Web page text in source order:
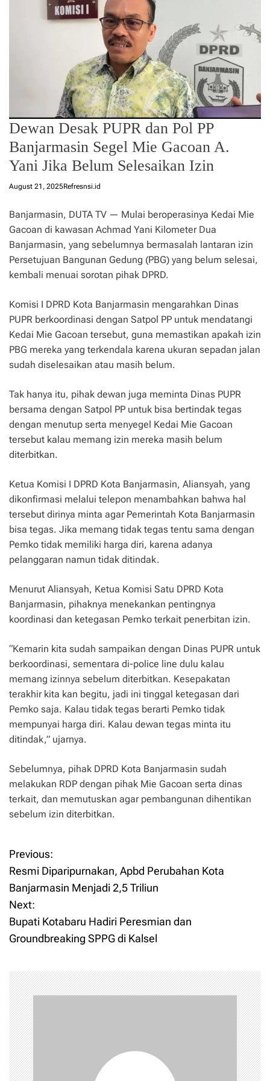
Dewan Desak PUPR dan Pol PP
Banjarmasin Segel Mie Gacoan A.
Yani Jika Belum Selesaikan Izin
August 21, 2025Refresnsi.id
Banjarmasin, DUTA TV — Mulai beroperasinya Kedai Mie
Gacoan di kawasan Achmad Yani Kilometer Dua
Banjarmasin, yang sebelumnya bermasalah lantaran izin
Persetujuan Bangunan Gedung (PBG) yang belum selesai,
kembali menuai sorotan pihak DPRD.
Komisi I DPRD Kota Banjarmasin mengarahkan Dinas
PUPR berkoordinasi dengan Satpol PP untuk mendatangi
Kedai Mie Gacoan tersebut, guna memastikan apakah izin
PBG mereka yang terkendala karena ukuran sepadan jalan
sudah diselesaikan atau masih belum.
Tak hanya itu, pihak dewan juga meminta Dinas PUPR
bersama dengan Satpol PP untuk bisa bertindak tegas
dengan menutup serta menyegel Kedai Mie Gacoan
tersebut kalau memang izin mereka masih belum
diterbitkan.
Ketua Komisi I DPRD Kota Banjarmasin, Aliansyah, yang
dikonfirmasi melalui telepon menambahkan bahwa hal
tersebut dirinya minta agar Pemerintah Kota Banjarmasin
bisa tegas. Jika memang tidak tegas tentu sama dengan
Pemko tidak memiliki harga diri, karena adanya
pelanggaran namun tidak ditindak.
Menurut Aliansyah, Ketua Komisi Satu DPRD Kota
Banjarmasin, pihaknya menekankan pentingnya
koordinasi dan ketegasan Pemko terkait penerbitan izin.
“Kemarin kita sudah sampaikan dengan Dinas PUPR untuk
berkoordinasi, sementara di-police line dulu kalau
memang izinnya sebelum diterbitkan. Kesepakatan
terakhir kita kan begitu, jadi ini tinggal ketegasan dari
Pemko saja. Kalau tidak tegas berarti Pemko tidak
mempunyai harga diri. Kalau dewan tegas minta itu
ditindak,” ujarnya.
Sebelumnya, pihak DPRD Kota Banjarmasin sudah
melakukan RDP dengan pihak Mie Gacoan serta dinas
terkait, dan memutuskan agar pembangunan dihentikan
sebelum izin diterbitkan.
P
o
s
t
a
v
i
g
Previous:
Resmi Diparipurnakan, Apbd Perubahan Kota
Banjarmasin Menjadi 2,5 Triliun
Next:
Bupati Kotabaru Hadiri Peresmian dan
Groundbreaking SPPG di Kalsel